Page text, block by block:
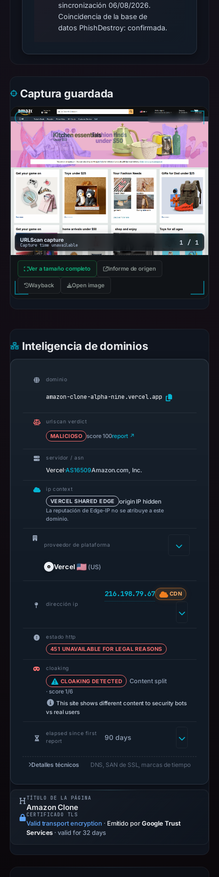
automated
checks.
observations:
external
blocklist
were
recorded
in
the
snapshot
from
Aug
6,
2026
at
UTC.
AlienVault
OTX
recorded
community
on
Apr
at
Spamhaus
no
result
on
2026
18:34
available,
but
capture
was
results
not
establish
Context:
Vercel
sincronización 06/08/2026.
Coincidencia de la base de
datos PhishDestroy: confirmada.
Captura guardada
URLScan capture
Capture time unavailable 1 / 1
Ver a tamaño completo Informe de origen
Wayback Open image
Inteligencia de dominios
dominio
amazon-clone-alpha-nine.vercel.app
urlscan verdict
MALICIOSO score 100report ↗
servidor / asn
Vercel·AS16509Amazon.com, Inc.
ip context
VERCEL SHARED EDGE origin IP hidden
La reputación de Edge-IP no se atribuye a este
dominio.
proveedor de plataforma
Vercel (US)
dirección ip
216.198.79.67 CDN
estado http
451 UNAVAILABLE FOR LEGAL REASONS
cloaking
CLOAKING DETECTED Content split
· score 1/6
This site shows different content to security bots
vs real users
elapsed since first
report
90 days
Detalles técnicos DNS, SAN de SSL, marcas de tiempo
TÍTULO DE LA PÁGINA
Amazon Clone
CERTIFICADO TLS
Valid transport encryption · Emitido por Google Trust
Services · valid for 32 days